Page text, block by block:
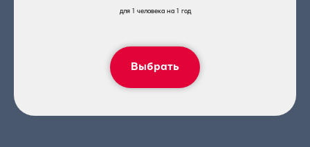
для 1 человека на 1 год
Выбрать